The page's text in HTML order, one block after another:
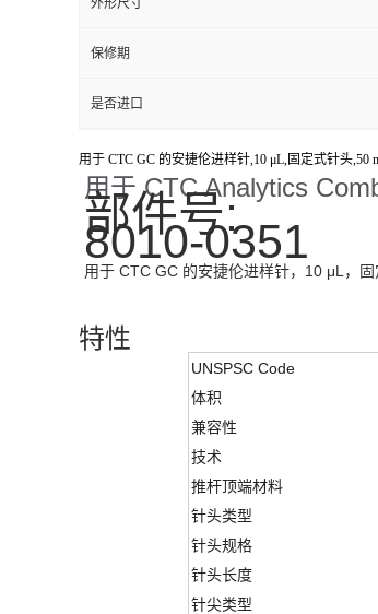
外形尺寸
保修期
是否进口
用于 CTC GC 的安捷伦进样针,10 μL,固定式针头,50
用于 CTC Analytics
部件号:
8010-0351
用于 CTC GC 的安捷伦进样针，10 μL，
特性
UNSPSC Code
体积
兼容性
技术
推杆顶端材料
针头类型
针头规格
针头长度
针尖类型